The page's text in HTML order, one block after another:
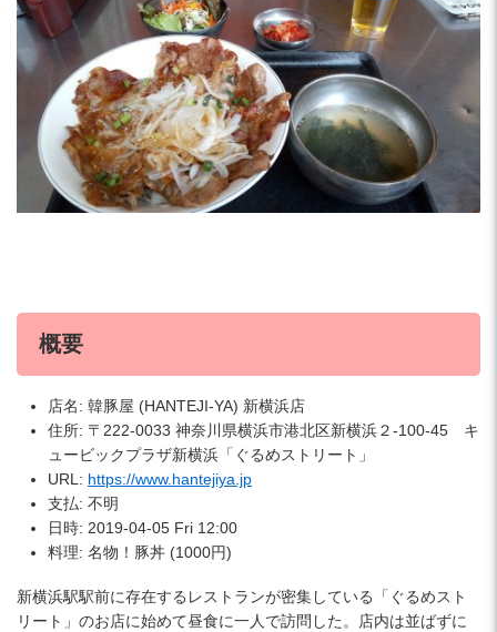
概要
店名: 韓豚屋 (HANTEJI-YA) 新横浜店
住所: 〒222-0033 神奈川県横浜市港北区新横浜２-100-45 キ
ュービックプラザ新横浜「ぐるめストリート」
URL: https://www.hantejiya.jp
支払: 不明
日時: 2019-04-05 Fri 12:00
料理: 名物！豚丼 (1000円)
新横浜駅駅前に存在するレストランが密集している「ぐるめスト
リート」のお店に始めて昼食に一人で訪問した。店内は並ばずに